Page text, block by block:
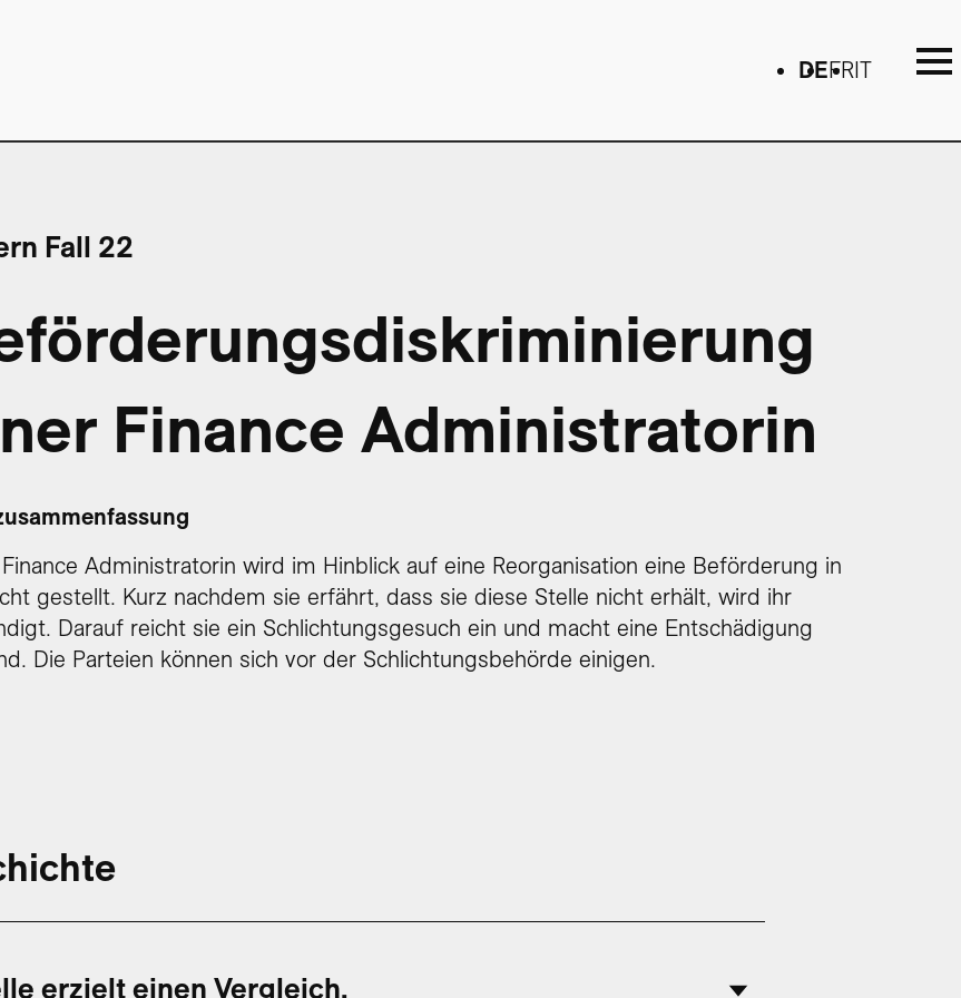
DEFR IT
Fall 22
Finance Administratorin
Finance Administratorin wird im Hinblick auf eine Reorganisation eine Beförderung in
gestellt. Kurz nachdem sie erfährt, dass sie diese Stelle nicht erhält, wird ihr
Darauf reicht sie ein Schlichtungsgesuch ein und macht eine Entschädigung
Die Parteien können sich vor der Schlichtungsbehörde einigen.
erzielt einen Vergleich.